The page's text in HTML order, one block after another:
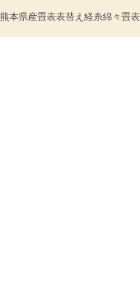
熊本県産畳表表替え経糸綿々畳表